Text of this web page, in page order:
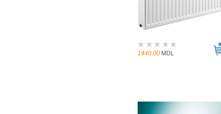
1440.00 MDL